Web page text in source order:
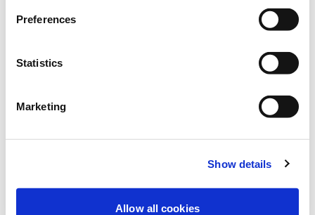
Preferences
Statistics
Marketing
Show details
Allow all cookies
Deneyiminizi iyileştirmek için şu anda
planlanmış bakım yapıyoruz. Merak
etmeyin, kısa süre içinde tekrar çevrimiçi